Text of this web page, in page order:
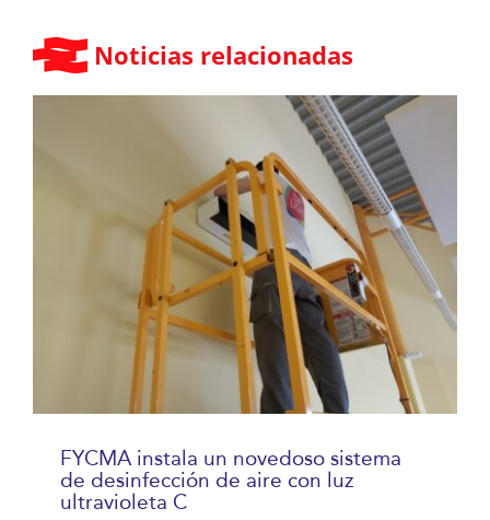
Noticias relacionadas
FYCMA instala un novedoso sistema
de desinfección de aire con luz
ultravioleta C